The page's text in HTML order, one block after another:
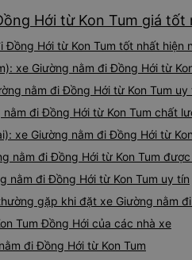
Hới từ Kon Tum giá tốt
Đồng Hới từ Kon Tum tốt nhất hiện
xe Giường nằm đi Đồng Hới từ
nằm đi Đồng Hới từ Kon Tum uy
đi Đồng Hới từ Kon Tum chất
xe Giường nằm đi Đồng Hới từ
nằm đi Đồng Hới từ Kon Tum
nằm đi Đồng Hới từ Kon Tum uy tín
gặp khi đặt xe Giường nằm
Tum Đồng Hới của các nhà xe
đi Đồng Hới từ Kon Tum